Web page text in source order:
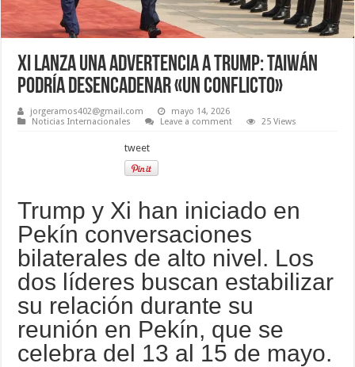
Xi lanza una advertencia a Trump: Taiwán
podría desencadenar «un conflicto»
jorgeramos402@gmail.com
mayo 14, 2026
Noticias Internacionales
Leave a comment 25 Views
tweet
Trump y Xi han iniciado en
Pekín conversaciones
bilaterales de alto nivel. Los
dos líderes buscan estabilizar
su relación durante su
reunión en Pekín, que se
celebra del 13 al 15 de mayo.